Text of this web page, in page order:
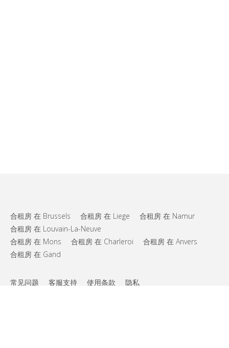
合租房 在 Brussels 合租房 在 Liege
合租房 在 Namur
合租房 在 Louvain-La-Neuve
合租房 在 Mons
合租房 在 Charleroi
合租房 在 Anvers
合租房 在 Gand
常见问题 客服支持 使用条款 隐私